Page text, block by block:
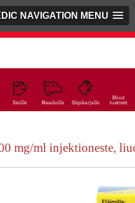
NAVIGATION MENU
mg/ml injektioneste,